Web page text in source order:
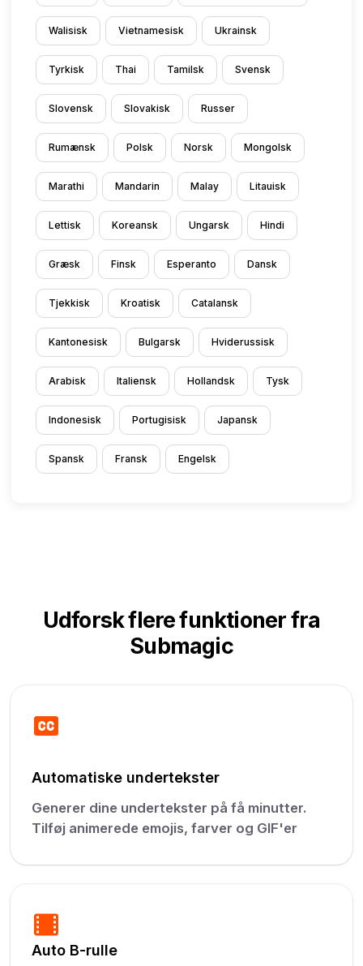
Walisisk Vietnamesisk Ukrainsk
Tyrkisk Thai Tamilsk Svensk
Slovensk Slovakisk Russer
Rumænsk Polsk Norsk Mongolsk
Marathi Mandarin Malay Litauisk
Lettisk Koreansk Ungarsk Hindi
Græsk Finsk Esperanto Dansk
Tjekkisk Kroatisk Catalansk
Kantonesisk Bulgarsk Hviderussisk
Arabisk Italiensk Hollandsk Tysk
Indonesisk Portugisisk Japansk
Spansk Fransk Engelsk
Udforsk flere funktioner fra
Submagic
Automatiske undertekster
Generer dine undertekster på få minutter.
Tilføj animerede emojis, farver og GIF'er
Auto B-rulle